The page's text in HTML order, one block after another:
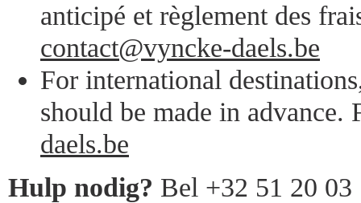
anticipé et règlement des
contact@vyncke-daels.be
For international
should be made in advance.
daels.be
Hulp nodig? Bel +32 51 20 03